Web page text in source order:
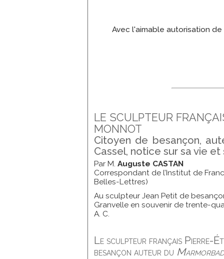
Avec l'aimable autorisation
LE SCULPTEUR
MONNOT
Citoyen de besançon,
Cassel, notice sur sa vie et
Par M.Auguste CASTAN
Correspondant de l’Institut de
Belles-Lettres)
Au sculpteur Jean Petit de
Granvelle en souvenir de trente-
A. C.
Le sculpteur français Pierre-
besançon auteur du